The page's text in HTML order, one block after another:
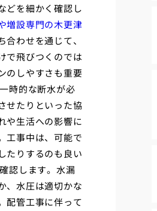
どを細かく確認し
増設専門の木更津
わせを通じて、
で飛びつくのでは
のしやすさも重要
時的な断水が必
せたりといった協
や生活への影響に
工事中は、可能で
たりするのも良い
認します。水漏
、水圧は適切かな
配管工事に伴って